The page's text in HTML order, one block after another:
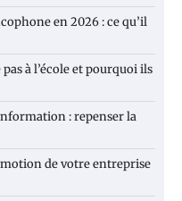
en 2026 : ce qu’il
à l’école et pourquoi ils
: repenser la
de votre entreprise